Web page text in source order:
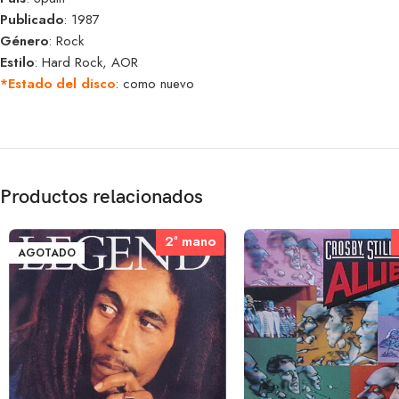
Publicado: 1987
Género: Rock
Estilo: Hard Rock, AOR
*Estado del disco: como nuevo
Productos relacionados
AGOTADO
2ª mano
2ª mano